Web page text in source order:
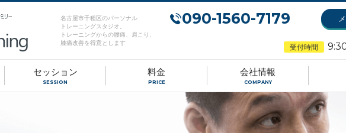
名古屋市千種区のパーソナル
トレーニングスタジオ。
トレーニングからの腰痛、肩こり、
膝痛改善を得意とします
090-1560-7179
受付時間
セッション
SESSION
料金
PRICE
会社情報
COMPANY